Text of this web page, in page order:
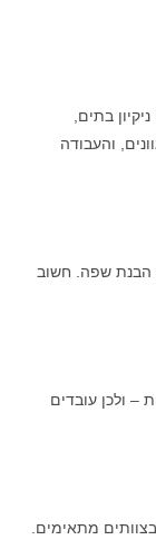
בתים,
והעבודה
הבנת שפה. חשוב
– ולכן עובדים
מתאימים.